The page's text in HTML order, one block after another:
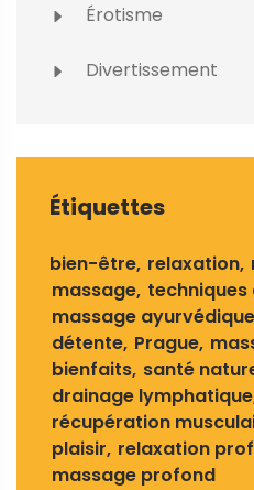
Érotisme
Divertissement
Étiquettes
bien-être relaxation
massage techniques
massage ayurvédique
détente Prague
bienfaits santé
drainage lymphatique
récupération
plaisir relaxation
massage profond